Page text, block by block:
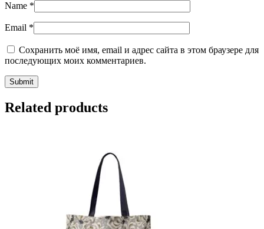
Name *
Email *
Сохранить моё имя, email и адрес сайта в этом браузере для
последующих моих комментариев.
Related products